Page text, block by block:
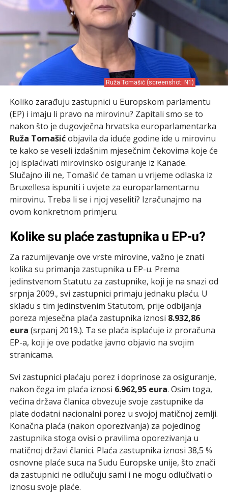
Ruža Tomašić (screenshot: N1)
Koliko zarađuju zastupnici u Europskom parlamentu
(EP) i imaju li pravo na mirovinu? Zapitali smo se to
nakon što je dugovječna hrvatska europarlamentarka
Ruža Tomašićobjavila da iduće godine ide u mirovinu
te kako se veseli izdašnim mjesečnim čekovima koje će
joj isplaćivati mirovinsko osiguranje iz Kanade.
Slučajno ili ne, Tomašić će taman u vrijeme odlaska iz
Bruxellesa ispuniti i uvjete za europarlamentarnu
mirovinu. Treba li se i njoj veseliti? Izračunajmo na
ovom konkretnom primjeru.
Kolike su plaće zastupnika u EP-u?
Za razumijevanje ove vrste mirovine, važno je znati
kolika su primanja zastupnika u EP-u. Prema
jedinstvenom Statutu za zastupnike, koji je na snazi od
srpnja 2009., svi zastupnici primaju jednaku plaću. U
skladu s tim jedinstvenim Statutom, prije odbijanja
poreza mjesečna plaća zastupnika iznosi 8.932,86
eura (srpanj 2019.). Ta se plaća isplaćuje iz proračuna
EP-a, koji je ove podatke javno objavio na svojim
stranicama.
Svi zastupnici plaćaju porez i doprinose za osiguranje,
nakon čega im plaća iznosi 6.962,95 eura. Osim toga,
većina država članica obvezuje svoje zastupnike da
plate dodatni nacionalni porez u svojoj matičnoj zemlji.
Konačna plaća (nakon oporezivanja) za pojedinog
zastupnika stoga ovisi o pravilima oporezivanja u
matičnoj državi članici. Plaća zastupnika iznosi 38,5 %
osnovne plaće suca na Sudu Europske unije, što znači
da zastupnici ne odlučuju sami i ne mogu odlučivati o
iznosu svoje plaće.